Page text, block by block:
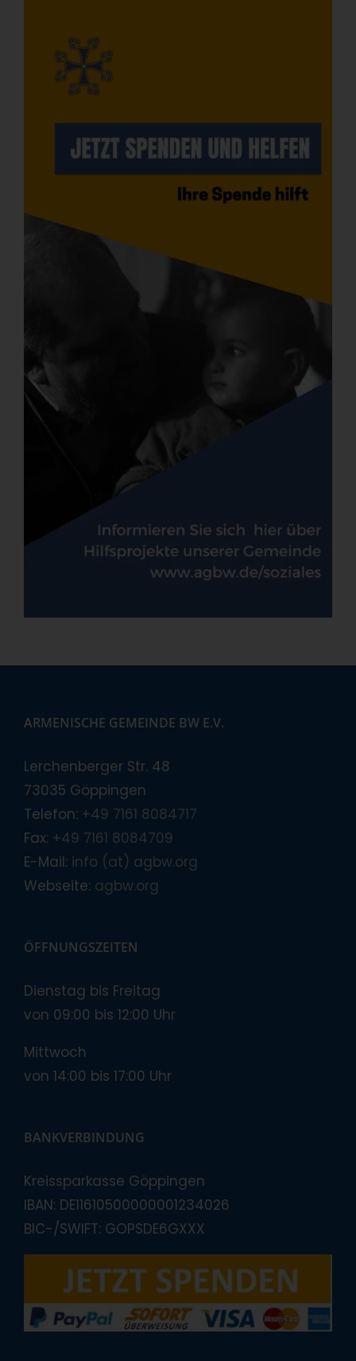
ARMENISCHE GEMEINDE BW E.V.
Lerchenberger Str. 48
73035 Göppingen
Telefon: +49 7161 8084717
Fax: +49 7161 8084709
E-Mail: info (at) agbw.org
Webseite: agbw.org
ÖFFNUNGSZEITEN
Dienstag bis Freitag
von 09:00 bis 12:00 Uhr
Mittwoch
von 14:00 bis 17:00 Uhr
BANKVERBINDUNG
Kreissparkasse Göppingen
IBAN: DE11610500000001234026
BIC-/SWIFT: GOPSDE6GXXX